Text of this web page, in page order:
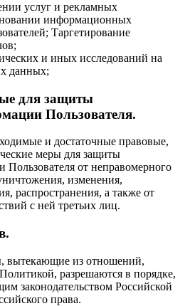
услуг и рекламных
информационных
Таргетирование
и иных исследований на
данных;
для защиты
Пользователя.
и достаточные правовые,
меры для защиты
от неправомерного
изменения,
распространения, а также от
с ней третьих лиц.
вытекающие из отношений,
разрешаются в порядке,
законодательством Российской
права.